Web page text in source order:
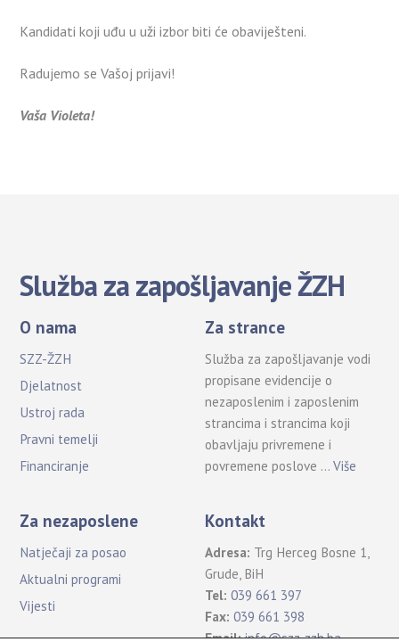
Kandidati koji uđu u uži izbor biti će obaviješteni.
Radujemo se Vašoj prijavi!
Vaša Violeta!
Služba za zapošljavanje ŽZH
O nama
SZZ-ŽZH
Djelatnost
Ustroj rada
Pravni temelji
Financiranje
Za strance
Služba za zapošljavanje vodi
propisane evidencije o
nezaposlenim i zaposlenim
strancima i strancima koji
obavljaju privremene i
povremene poslove …Više
Za nezaposlene
Natječaji za posao
Aktualni programi
Vijesti
Kontakt
Adresa: Trg Herceg Bosne 1,
Grude, BiH
Tel: 039 661 397
Fax: 039 661 398
Email: info@szz-zzh.ba